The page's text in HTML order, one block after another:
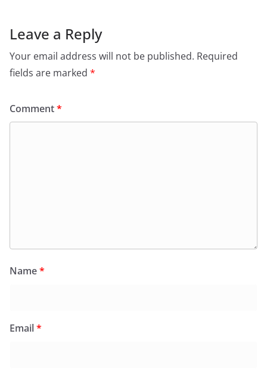
Leave a Reply
Your email address will not be published. Required
fields are marked *
Comment*
Name*
Email*